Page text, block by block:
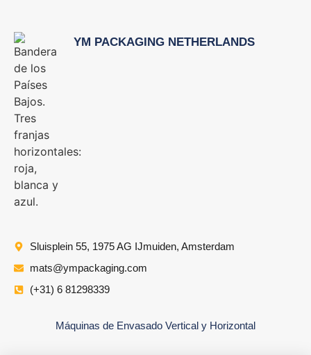
YM PACKAGING NETHERLANDS
Sluisplein 55, 1975 AG IJmuiden, Amsterdam
mats@ympackaging.com
(+31) 6 81298339
Máquinas de Envasado Vertical y Horizontal